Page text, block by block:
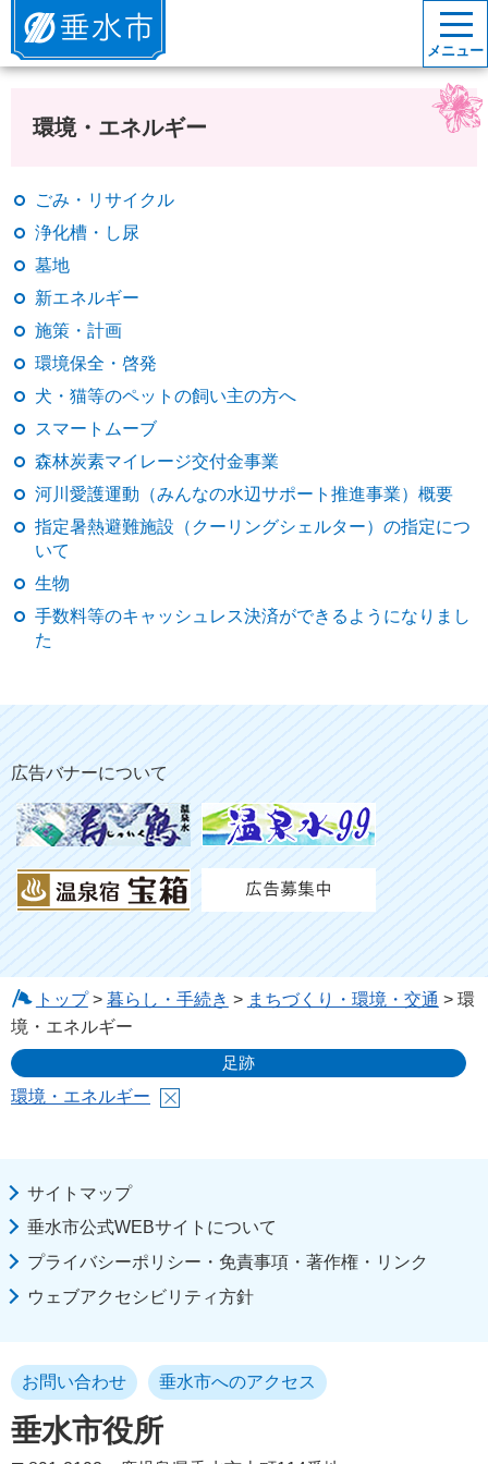
垂水市
メニュー
環境・エネルギー
ごみ・リサイクル
浄化槽・し尿
墓地
新エネルギー
施策・計画
環境保全・啓発
犬・猫等のペットの飼い主の方へ
スマートムーブ
森林炭素マイレージ交付金事業
河川愛護運動（みんなの水辺サポート推進事業）概要
指定暑熱避難施設（クーリングシェルター）の指定につ
いて
生物
手数料等のキャッシュレス決済ができるようになりまし
た
広告バナーについて
トップ> 暮らし・手続き > まちづくり・環境・交通 > 環
境・エネルギー
足跡
環境・エネルギー
サイトマップ
垂水市公式WEBサイトについて
プライバシーポリシー・免責事項・著作権・リンク
ウェブアクセシビリティ方針
垂水市役所
お問い合わせ 垂水市へのアクセス